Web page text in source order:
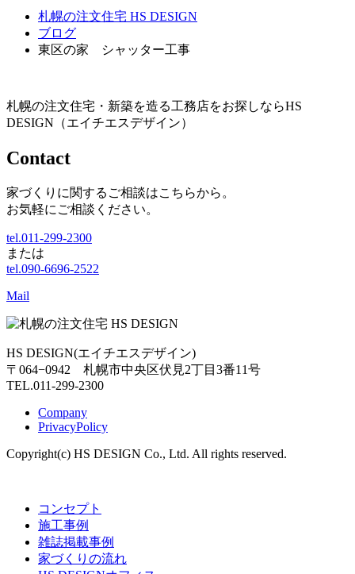
札幌の注文住宅 HS DESIGN
ブログ
東区の家 シャッター工事
札幌の注文住宅・新築を造る工務店をお探しならHS
DESIGN（エイチエスデザイン）
Contact
家づくりに関するご相談はこちらから。
お気軽にご相談ください。
tel.011-299-2300
または
tel.090-6696-2522
Mail
HS DESIGN(エイチエスデザイン)
〒064−0942 札幌市中央区伏見2丁目3番11号
TEL.011-299-2300
Company
PrivacyPolicy
Copyright(c) HS DESIGN Co., Ltd. All rights reserved.
コンセプト
施工事例
雑誌掲載事例
家づくりの流れ